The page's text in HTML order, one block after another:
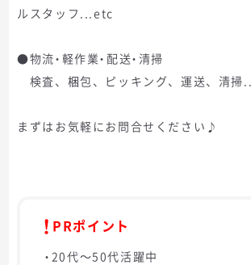
ルスタッフ...etc
●物流・軽作業・配送・清掃
検査、梱包、ピッキング、運送、清掃
まずはお気軽にお問合せください♪
PRポイント
・20代～50代活躍中